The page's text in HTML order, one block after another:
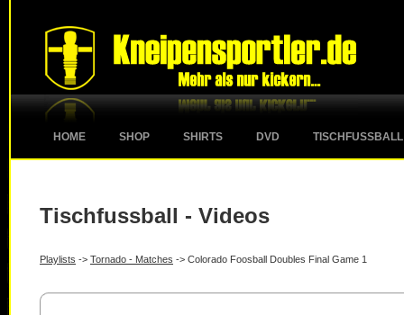
HOME SHOP SHIRTS DVD TISCHFUSSBALL
Tischfussball - Videos
Playlists -> Tornado - Matches -> Colorado Foosball Doubles Final Game 1